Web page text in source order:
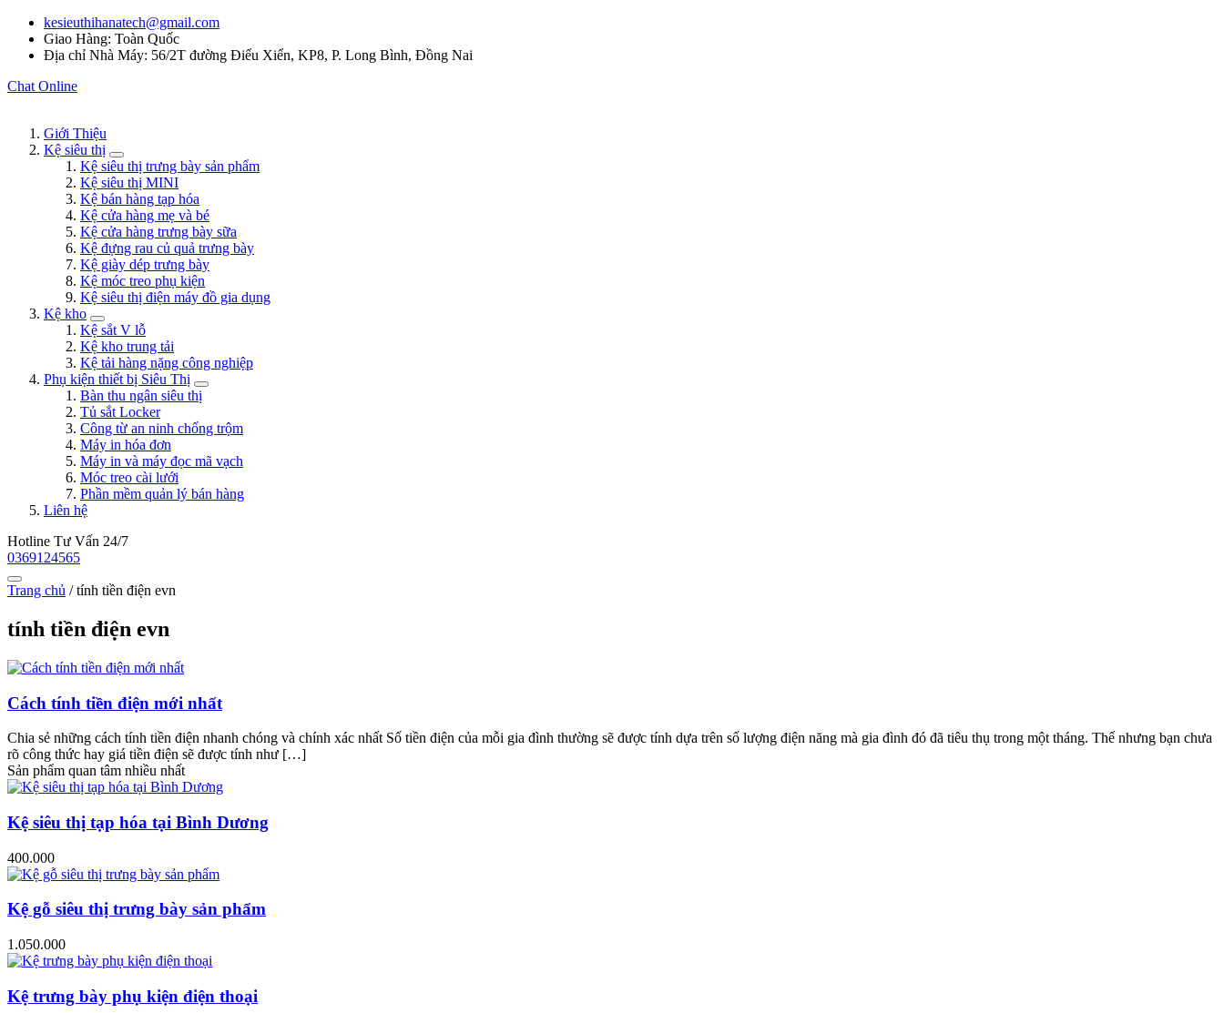
kesieuthihanatech@gmail.com
Giao Hàng: Toàn Quốc
Địa chỉ Nhà Máy: 56/2T đường Điểu Xiển, KP8, P. Long Bình, Đồng Nai
Chat Online
Giới Thiệu
Kệ siêu thị
Kệ siêu thị trưng bày sản phẩm
Kệ siêu thị MINI
Kệ bán hàng tạp hóa
Kệ cửa hàng mẹ và bé
Kệ cửa hàng trưng bày sữa
Kệ đựng rau củ quả trưng bày
Kệ giày dép trưng bày
Kệ móc treo phụ kiện
Kệ siêu thị điện máy đồ gia dụng
Kệ kho
Kệ sắt V lỗ
Kệ kho trung tải
Kệ tải hàng nặng công nghiệp
Phụ kiện thiết bị Siêu Thị
Bàn thu ngân siêu thị
Tủ sắt Locker
Công từ an ninh chống trộm
Máy in hóa đơn
Máy in và máy đọc mã vạch
Móc treo cài lưới
Phần mềm quản lý bán hàng
Liên hệ
Hotline Tư Vấn 24/7
0369124565
Trang chủ /tính tiền điện evn
tính tiền điện evn
Cách tính tiền điện mới nhất
Chia sẻ những cách tính tiền điện nhanh chóng và chính xác nhất Số tiền điện của mỗi gia đình thường sẽ được tính dựa trên số lượng điện năng mà gia đình đó đã tiêu thụ trong một tháng. Thế nhưng bạn chưa
rõ công thức hay giá tiền điện sẽ được tính như […]
Sản phẩm quan tâm nhiều nhất
Kệ siêu thị tạp hóa tại Bình Dương
400.000
Kệ gỗ siêu thị trưng bày sản phẩm
1.050.000
Kệ trưng bày phụ kiện điện thoại